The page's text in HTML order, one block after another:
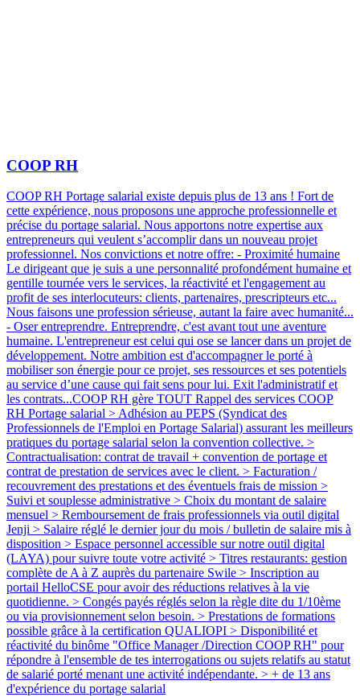
COOP RH
COOP RH Portage salarial existe depuis plus de 13 ans ! Fort de
cette expérience, nous proposons une approche professionnelle et
précise du portage salarial. Nous apportons notre expertise aux
entrepreneurs qui veulent s’accomplir dans un nouveau projet
professionnel. Nos convictions et notre offre: - Proximité humaine
Le dirigeant que je suis a une personnalité profondément humaine et
gentille tournée vers le services, la réactivité et l'engagement au
profit de ses interlocuteurs: clients, partenaires, prescripteurs etc...
Nous faisons une profession sérieuse, autant la faire avec humanité...
- Oser entreprendre. Entreprendre, c'est avant tout une aventure
humaine. L'entrepreneur est celui qui ose se lancer dans un projet de
développement. Notre ambition est d'accompagner le porté à
mobiliser son énergie pour ce projet, ses ressources et ses potentiels
au service d’une cause qui fait sens pour lui. Exit l'administratif et
les contrats...COOP RH gère TOUT Rappel des services COOP
RH Portage salarial > Adhésion au PEPS (Syndicat des
Professionnels de l'Emploi en Portage Salarial) assurant les meilleurs
pratiques du portage salarial selon la convention collective. >
Contractualisation: contrat de travail + convention de portage et
contrat de prestation de services avec le client. > Facturation /
recouvrement des prestations et des éventuels frais de mission >
Suivi et souplesse administrative > Choix du montant de salaire
mensuel > Remboursement de frais professionnels via outil digital
Jenji > Salaire réglé le dernier jour du mois / bulletin de salaire mis à
disposition > Espace personnel accessible sur notre outil digital
(LAYA) pour suivre toute votre activité > Titres restaurants: gestion
complète de A à Z auprès du partenaire Swile > Inscription au
portail HelloCSE pour avoir des réductions relatives à la vie
quotidienne. > Congés payés réglés selon la règle dite du 1/10ème
ou via provisionnement selon besoin. > Prestations de formations
possible grâce à la certification QUALIOPI > Disponibilité et
réactivité du binôme "Office Manager /Direction COOP RH" pour
répondre à l'ensemble de tes interrogations ou sujets relatifs au statut
de salarié porté menant une activité indépendante. > + de 13 ans
d'expérience du portage salarial